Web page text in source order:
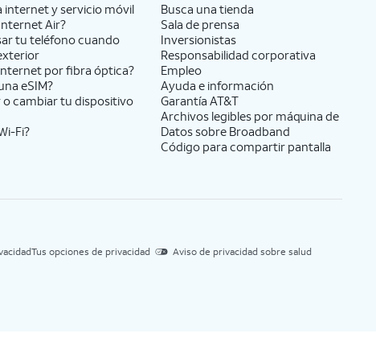
internet y servicio móvil
Air?
tu teléfono cuando
por fibra óptica?
eSIM?
o cambiar tu dispositivo
Fi?
Busca una tienda
Sala de prensa
Inversionistas
Responsabilidad corporativa
Empleo
Ayuda e información
Garantía AT&T
Archivos legibles por máquina de
Datos sobre Broadband
Código para compartir pantalla
Tus opciones de privacidad
Aviso de privacidad sobre salud